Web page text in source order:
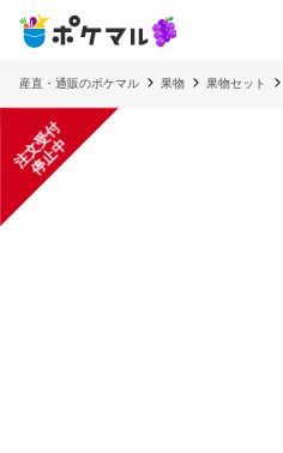
産直・通販のポケマル 果物 果物セット
注
文
受
付
停
止
中